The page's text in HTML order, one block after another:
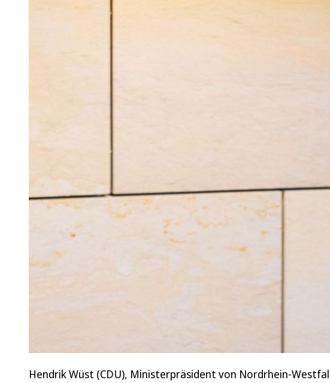
Hendrik Wüst (CDU), Ministerpräsident von Nordrhein-